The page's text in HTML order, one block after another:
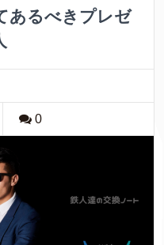
あるべきプレゼ
0